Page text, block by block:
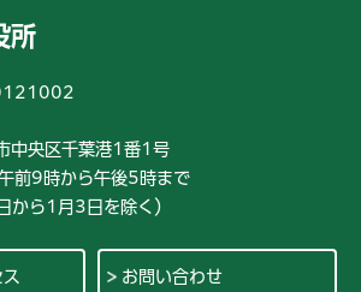
所
央区千葉港1番1号
前9時から午後5時まで
から1月3日を除く）
お問い合わせ